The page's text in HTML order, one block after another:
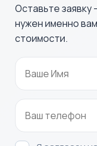
Оставьте заявку
нужен именно
стоимости.